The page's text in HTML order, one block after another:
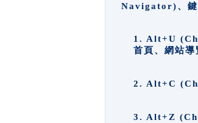
Navigator)、鍵
1. Alt+U
首頁、網站導
2. Alt+C
3. Alt+Z